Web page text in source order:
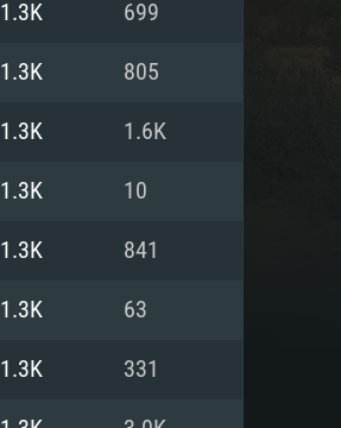
Linux
1.3K 699
1.3K 805
1.3K 1.6K
1.3K 10
1.3K 841
1.3K 63
1.3K 331